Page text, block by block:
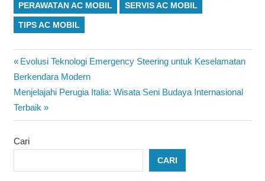
PERAWATAN AC MOBIL SERVIS AC MOBIL
TIPS AC MOBIL
Navigasi
pos
Previous
Post:
Evolusi Teknologi Emergency Steering untuk Keselamatan
Berkendara Modern
Next
Post:
Menjelajahi Perugia Italia: Wisata Seni Budaya Internasional
Terbaik
Cari
CARI